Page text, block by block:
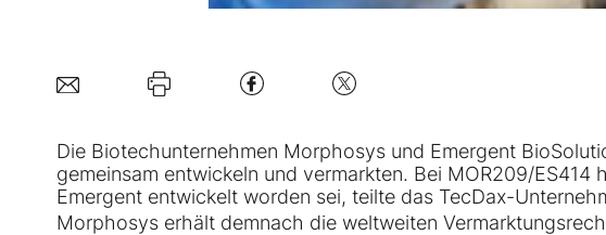
Die Biotechunternehmen Morphosys und Emergent
gemeinsam entwickeln und vermarkten. Bei MOR209/
Emergent entwickelt worden sei, teilte das TecDax-
Morphosys erhält demnach die weltweiten